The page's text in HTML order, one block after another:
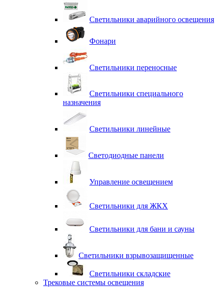
Светильники аварийного освещения
Фонари
Светильники переносные
Светильники специального
назначения
Светильники линейные
Светодиодные панели
Управление освещением
Светильники для ЖКХ
Светильники для бани и сауны
Светильники взрывозащищенные
Светильники складские
Трековые системы освещения